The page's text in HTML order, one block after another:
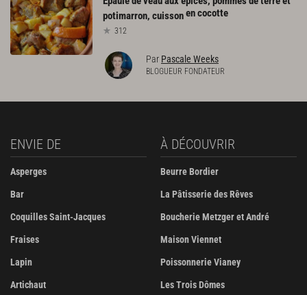
potimarron, cuissonen cocotte
312
Par Pascale Weeks
BLOGUEUR FONDATEUR
ENVIE DE
Asperges
Bar
Coquilles Saint-Jacques
Fraises
Lapin
Artichaut
À DÉCOUVRIR
Beurre Bordier
La Pâtisserie des Rêves
Boucherie Metzger et André
Maison Viennet
Poissonnerie Vianey
Les Trois Dômes